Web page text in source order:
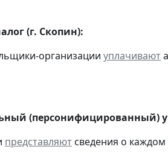
(г. Скопин):
организации уплачивают
(персонифицированный)
представляют сведения о